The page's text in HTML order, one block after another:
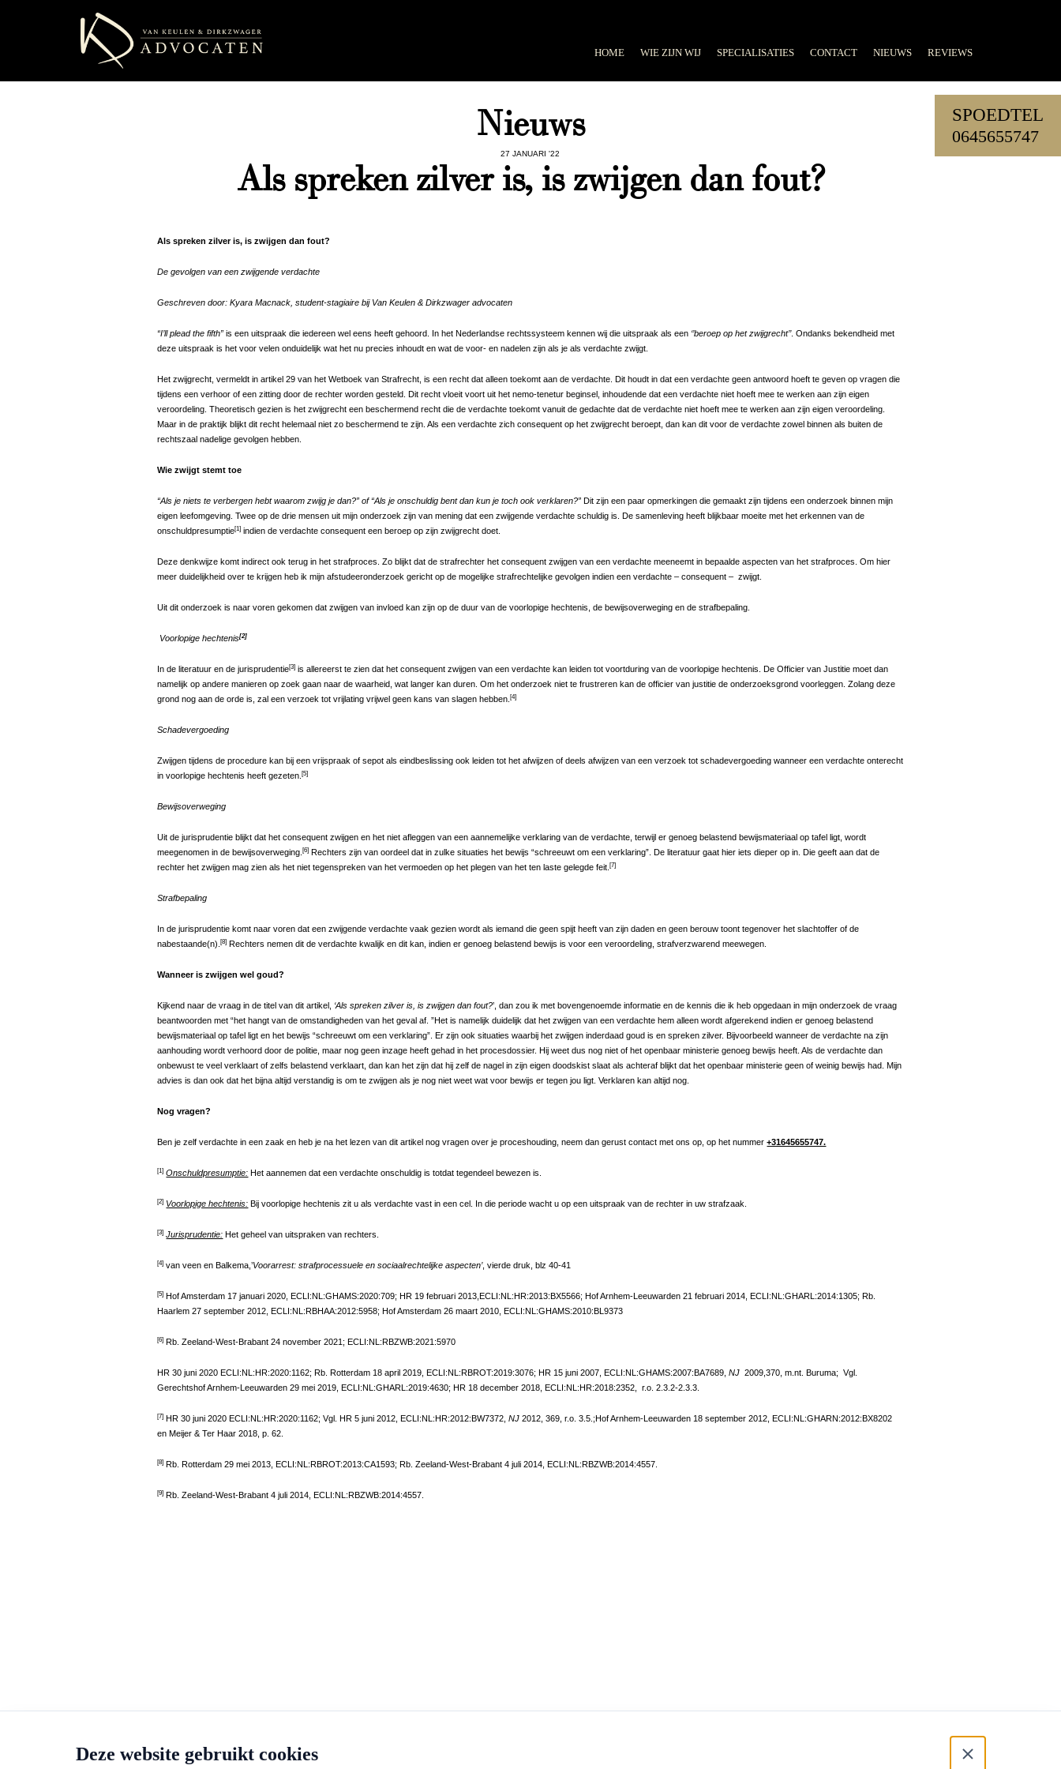
SPOEDTEL
0645655747
HOME WIE ZIJN WIJ SPECIALISATIES CONTACT NIEUWS REVIEWS
Nieuws
27 JANUARI '22
Als spreken zilver is, is zwijgen dan fout?
Als spreken zilver is, is zwijgen dan fout?
De gevolgen van een zwijgende verdachte
Geschreven door: Kyara Macnack, student-stagiaire bij Van Keulen & Dirkzwager advocaten
“I’ll plead the fifth” is een uitspraak die iedereen wel eens heeft gehoord. In het Nederlandse rechtssysteem kennen wij die uitspraak als een ‘’beroep op het zwijgrecht’’. Ondanks bekendheid met
deze uitspraak is het voor velen onduidelijk wat het nu precies inhoudt en wat de voor- en nadelen zijn als je als verdachte zwijgt.
Het zwijgrecht, vermeldt in artikel 29 van het Wetboek van Strafrecht, is een recht dat alleen toekomt aan de verdachte. Dit houdt in dat een verdachte geen antwoord hoeft te geven op vragen die
tijdens een verhoor of een zitting door de rechter worden gesteld. Dit recht vloeit voort uit het nemo-tenetur beginsel, inhoudende dat een verdachte niet hoeft mee te werken aan zijn eigen
veroordeling. Theoretisch gezien is het zwijgrecht een beschermend recht die de verdachte toekomt vanuit de gedachte dat de verdachte niet hoeft mee te werken aan zijn eigen veroordeling.
Maar in de praktijk blijkt dit recht helemaal niet zo beschermend te zijn. Als een verdachte zich consequent op het zwijgrecht beroept, dan kan dit voor de verdachte zowel binnen als buiten de
rechtszaal nadelige gevolgen hebben.
Wie zwijgt stemt toe
“Als je niets te verbergen hebt waarom zwijg je dan?” of “Als je onschuldig bent dan kun je toch ook verklaren?”Dit zijn een paar opmerkingen die gemaakt zijn tijdens een onderzoek binnen mijn
eigen leefomgeving. Twee op de drie mensen uit mijn onderzoek zijn van mening dat een zwijgende verdachte schuldig is. De samenleving heeft blijkbaar moeite met het erkennen van de
onschuldpresumptie[1] indien de verdachte consequent een beroep op zijn zwijgrecht doet.
Deze denkwijze komt indirect ook terug in het strafproces. Zo blijkt dat de strafrechter het consequent zwijgen van een verdachte meeneemt in bepaalde aspecten van het strafproces. Om hier
meer duidelijkheid over te krijgen heb ik mijn afstudeeronderzoek gericht op de mogelijke strafrechtelijke gevolgen indien een verdachte – consequent – zwijgt.
Uit dit onderzoek is naar voren gekomen dat zwijgen van invloed kan zijn op de duur van de voorlopige hechtenis, de bewijsoverweging en de strafbepaling.
Voorlopige hechtenis[2]
In de literatuur en de jurisprudentie[3] is allereerst te zien dat het consequent zwijgen van een verdachte kan leiden tot voortduring van de voorlopige hechtenis. De Officier van Justitie moet dan
namelijk op andere manieren op zoek gaan naar de waarheid, wat langer kan duren. Om het onderzoek niet te frustreren kan de officier van justitie de onderzoeksgrond voorleggen. Zolang deze
grond nog aan de orde is, zal een verzoek tot vrijlating vrijwel geen kans van slagen hebben.[4]
Schadevergoeding
Zwijgen tijdens de procedure kan bij een vrijspraak of sepot als eindbeslissing ook leiden tot het afwijzen of deels afwijzen van een verzoek tot schadevergoeding wanneer een verdachte onterecht
in voorlopige hechtenis heeft gezeten.[5]
Bewijsoverweging
Uit de jurisprudentie blijkt dat het consequent zwijgen en het niet afleggen van een aannemelijke verklaring van de verdachte, terwijl er genoeg belastend bewijsmateriaal op tafel ligt, wordt
meegenomen in de bewijsoverweging.[6] Rechters zijn van oordeel dat in zulke situaties het bewijs “schreeuwt om een verklaring”. De literatuur gaat hier iets dieper op in. Die geeft aan dat de
rechter het zwijgen mag zien als het niet tegenspreken van het vermoeden op het plegen van het ten laste gelegde feit.[7]
Strafbepaling
In de jurisprudentie komt naar voren dat een zwijgende verdachte vaak gezien wordt als iemand die geen spijt heeft van zijn daden en geen berouw toont tegenover het slachtoffer of de
nabestaande(n).[8] Rechters nemen dit de verdachte kwalijk en dit kan, indien er genoeg belastend bewijs is voor een veroordeling, strafverzwarend meewegen.
Wanneer is zwijgen wel goud?
Kijkend naar de vraag in de titel van dit artikel, ‘Als spreken zilver is, is zwijgen dan fout?’, dan zou ik met bovengenoemde informatie en de kennis die ik heb opgedaan in mijn onderzoek de vraag
beantwoorden met “het hangt van de omstandigheden van het geval af. ”Het is namelijk duidelijk dat het zwijgen van een verdachte hem alleen wordt afgerekend indien er genoeg belastend
bewijsmateriaal op tafel ligt en het bewijs “schreeuwt om een verklaring”. Er zijn ook situaties waarbij het zwijgen inderdaad goud is en spreken zilver. Bijvoorbeeld wanneer de verdachte na zijn
aanhouding wordt verhoord door de politie, maar nog geen inzage heeft gehad in het procesdossier. Hij weet dus nog niet of het openbaar ministerie genoeg bewijs heeft. Als de verdachte dan
onbewust te veel verklaart of zelfs belastend verklaart, dan kan het zijn dat hij zelf de nagel in zijn eigen doodskist slaat als achteraf blijkt dat het openbaar ministerie geen of weinig bewijs had. Mijn
advies is dan ook dat het bijna altijd verstandig is om te zwijgen als je nog niet weet wat voor bewijs er tegen jou ligt. Verklaren kan altijd nog.
Nog vragen?
Ben je zelf verdachte in een zaak en heb je na het lezen van dit artikel nog vragen over je proceshouding, neem dan gerust contact met ons op, op het nummer+31645655747.
[1] Onschuldpresumptie: Het aannemen dat een verdachte onschuldig is totdat tegendeel bewezen is.
[2] Voorlopige hechtenis: Bij voorlopige hechtenis zit u als verdachte vast in een cel. In die periode wacht u op een uitspraak van de rechter in uw strafzaak.
[3] Jurisprudentie: Het geheel van uitspraken van rechters.
[4] van veen en Balkema,’Voorarrest: strafprocessuele en sociaalrechtelijke aspecten’, vierde druk, blz 40-41
[5] Hof Amsterdam 17 januari 2020, ECLI:NL:GHAMS:2020:709; HR 19 februari 2013,ECLI:NL:HR:2013:BX5566; Hof Arnhem-Leeuwarden 21 februari 2014, ECLI:NL:GHARL:2014:1305; Rb.
Haarlem 27 september 2012, ECLI:NL:RBHAA:2012:5958; Hof Amsterdam 26 maart 2010, ECLI:NL:GHAMS:2010:BL9373
[6] Rb. Zeeland-West-Brabant 24 november 2021; ECLI:NL:RBZWB:2021:5970
HR 30 juni 2020 ECLI:NL:HR:2020:1162; Rb. Rotterdam 18 april 2019, ECLI:NL:RBROT:2019:3076; HR 15 juni 2007, ECLI:NL:GHAMS:2007:BA7689,NJ 2009,370, m.nt. Buruma; Vgl.
Gerechtshof Arnhem-Leeuwarden 29 mei 2019, ECLI:NL:GHARL:2019:4630; HR 18 december 2018, ECLI:NL:HR:2018:2352, r.o. 2.3.2-2.3.3.
[7] HR 30 juni 2020 ECLI:NL:HR:2020:1162; Vgl. HR 5 juni 2012, ECLI:NL:HR:2012:BW7372,NJ 2012, 369, r.o. 3.5.;Hof Arnhem-Leeuwarden 18 september 2012, ECLI:NL:GHARN:2012:BX8202
en Meijer & Ter Haar 2018, p. 62.
[8] Rb. Rotterdam 29 mei 2013, ECLI:NL:RBROT:2013:CA1593; Rb. Zeeland-West-Brabant 4 juli 2014, ECLI:NL:RBZWB:2014:4557.
[9] Rb. Zeeland-West-Brabant 4 juli 2014, ECLI:NL:RBZWB:2014:4557.
Deze website gebruikt cookies